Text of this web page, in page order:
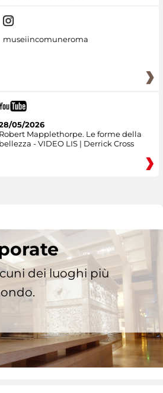
museiincomuneroma
05/2026
Robert Mapplethorpe. Le forme della
bellezza - VIDEO LIS | Derrick Cross
dei luoghi più